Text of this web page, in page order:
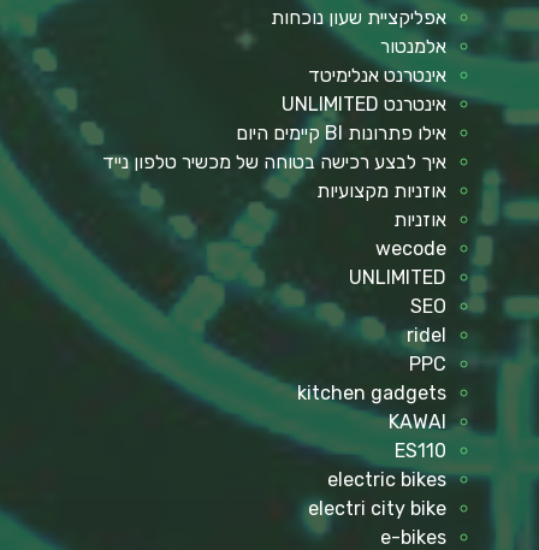
אפליקציית שעון נוכחות
אלמנטור
אינטרנט אנלימיטד
אינטרנט UNLIMITED
אילו פתרונות BI קיימים היום
איך לבצע רכישה בטוחה של מכשיר טלפון נייד
אוזניות מקצועיות
אוזניות
wecode
UNLIMITED
SEO
ridel
PPC
kitchen gadgets
KAWAI
ES110
electric bikes
electri city bike
e-bikes